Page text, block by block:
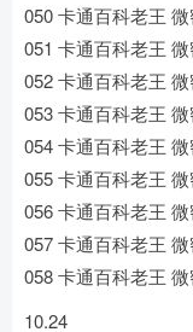
050 卡通百科老王
051 卡通百科老王
052 卡通百科老王
053 卡通百科老王
054 卡通百科老王
055 卡通百科老王
056 卡通百科老王
057 卡通百科老王
058 卡通百科老王
10.24